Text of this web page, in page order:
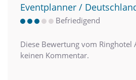
Eventplanner /
Befriedigend
Diese Bewertung vom
keinen Kommentar.